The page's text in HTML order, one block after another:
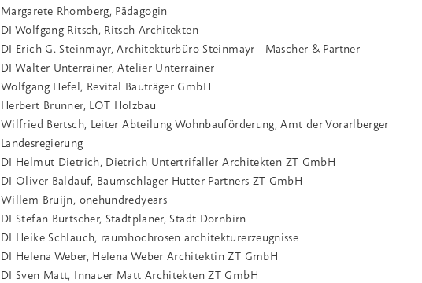
Margarete Rhomberg, Pädagogin
DI Wolfgang Ritsch, Ritsch Architekten
DI Erich G. Steinmayr, Architekturbüro Steinmayr - Mascher & Partner
DI Walter Unterrainer, Atelier Unterrainer
Wolfgang Hefel, Revital Bauträger GmbH
Herbert Brunner, LOT Holzbau
Wilfried Bertsch, Leiter Abteilung Wohnbauförderung, Amt der Vorarlberger
Landesregierung
DI Helmut Dietrich, Dietrich Untertrifaller Architekten ZT GmbH
DI Oliver Baldauf, Baumschlager Hutter Partners ZT GmbH
Willem Bruijn, onehundredyears
DI Stefan Burtscher, Stadtplaner, Stadt Dornbirn
DI Heike Schlauch, raumhochrosen architekturerzeugnisse
DI Helena Weber, Helena Weber Architektin ZT GmbH
DI Sven Matt, Innauer Matt Architekten ZT GmbH